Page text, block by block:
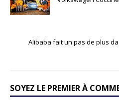
Alibaba fait un pas de plus
SOYEZ LE PREMIER À